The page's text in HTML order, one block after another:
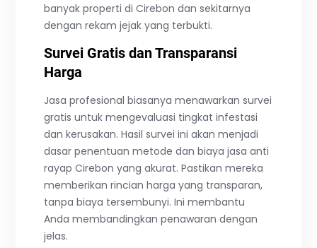
banyak properti di Cirebon dan sekitarnya
dengan rekam jejak yang terbukti.
Survei Gratis dan Transparansi
Harga
Jasa profesional biasanya menawarkan survei
gratis untuk mengevaluasi tingkat infestasi
dan kerusakan. Hasil survei ini akan menjadi
dasar penentuan metode dan biaya jasa anti
rayap Cirebon yang akurat. Pastikan mereka
memberikan rincian harga yang transparan,
tanpa biaya tersembunyi. Ini membantu
Anda membandingkan penawaran dengan
jelas.